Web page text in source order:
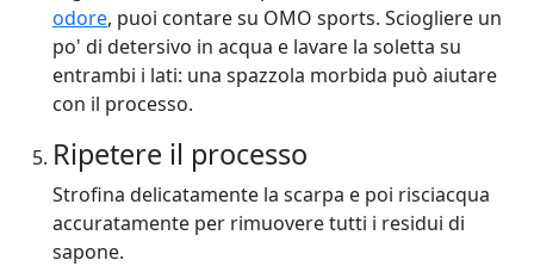
odore, puoi contare su OMO sports. Sciogliere un
po' di detersivo in acqua e lavare la soletta su
entrambi i lati: una spazzola morbida può aiutare
con il processo.
Ripetere il processo
Strofina delicatamente la scarpa e poi risciacqua
accuratamente per rimuovere tutti i residui di
sapone.